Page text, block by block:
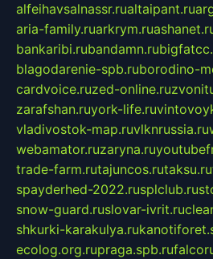
alfeihavsalnassr.rualtaipant.ru
aria-family.ruarkrym.ru
bankaribi.rubandamn.ru
blagodarenie-spb.ruborodino-
cardvoice.ruzed-online.ru
zarafshan.ruyork-life.ru
vladivostok-map.ruvlknrussia.ru
webamator.ruzaryna.ru
trade-farm.rutajuncos.rutaksu.ru
spayderhed-2022.rusplclub.ru
snow-guard.ruslovar-ivrit.ru
shkurki-karakulya.ru
ecolog.org.rupraga.spb.ru